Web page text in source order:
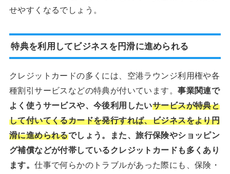
せやすくなるでしょう。
特典を利用してビジネスを円滑に進められる
クレジットカードの多くには、空港ラウンジ利用権や各
種割引サービスなどの特典が付いています。事業関連で
よく使うサービスや、今後利用したいサービスが特典と
して付いてくるカードを発行すれば、ビジネスをより円
滑に進められるでしょう。また、旅行保険やショッピン
グ補償などが付帯しているクレジットカードも多くあり
ます。仕事で何らかのトラブルがあった際にも、保険・